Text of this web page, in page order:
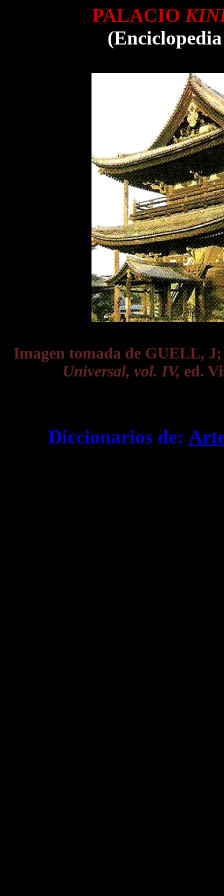
PALACIO
Imagen tomada de GUELL,
Universal, vol. IV, ed.
Diccionarios de: